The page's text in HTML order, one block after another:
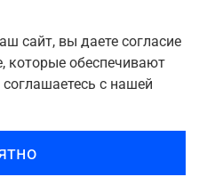
сайт, вы даете согласие
которые обеспечивают
с нашей